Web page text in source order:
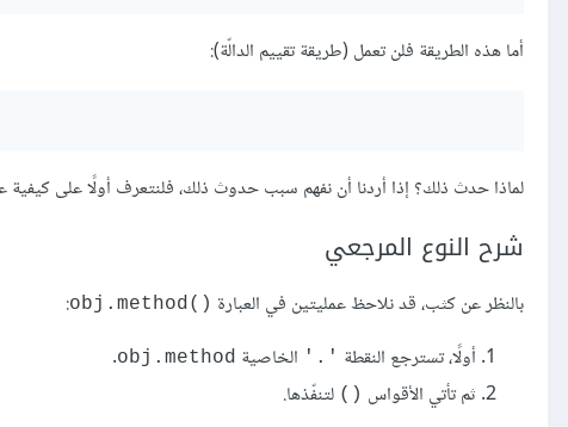
أما هذه الطريقة فلن تعمل (طريقة تقييم الدالّة):
لماذا حدث ذلك؟ إذا أردنا أن نفهم سبب حدوث ذلك، فلنتعرف أولًا على كيفية
شرح النوع المرجعي
بالنظر عن كثب، قد نلاحظ عمليتين في العبارة obj.method()‎
:
أولًا، تسترجع النقطة '.' الخاصية obj.method
.
ثم تأتي الأقواس () لتنفّذها.